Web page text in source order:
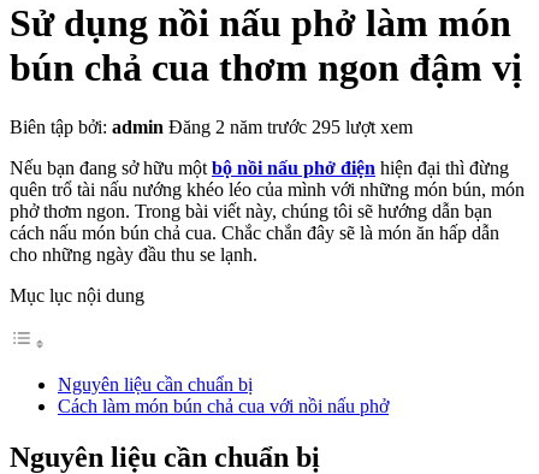
Sử dụng nồi nấu phở làm món
bún chả cua thơm ngon đậm vị
Biên tập bởi: admin Đăng 2 năm trước 295 lượt xem
Nếu bạn đang sở hữu một bộ nồi nấu phở điện hiện đại thì đừng
quên trổ tài nấu nướng khéo léo của mình với những món bún, món
phở thơm ngon. Trong bài viết này, chúng tôi sẽ hướng dẫn bạn
cách nấu món bún chả cua. Chắc chắn đây sẽ là món ăn hấp dẫn
cho những ngày đầu thu se lạnh.
Mục lục nội dung
Nguyên liệu cần chuẩn bị
Cách làm món bún chả cua với nồi nấu phở
Nguyên liệu cần chuẩn bị